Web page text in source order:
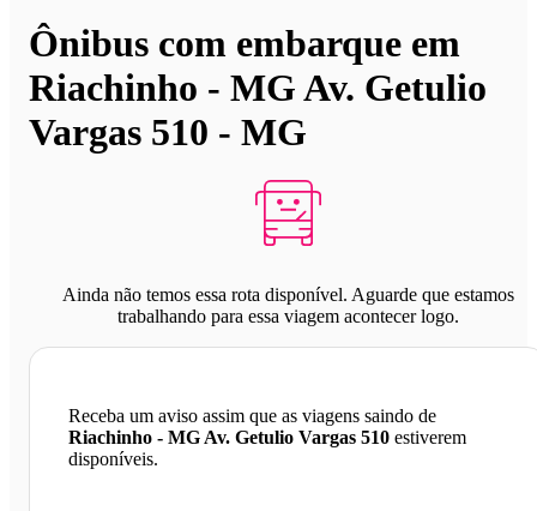
Ônibus com embarque em
Riachinho - MG Av. Getulio
Vargas 510 - MG
Ainda não temos essa rota disponível. Aguarde que estamos
trabalhando para essa viagem acontecer logo.
Receba um aviso assim que as viagens saindo de
Riachinho - MG Av. Getulio Vargas 510 estiverem
disponíveis.